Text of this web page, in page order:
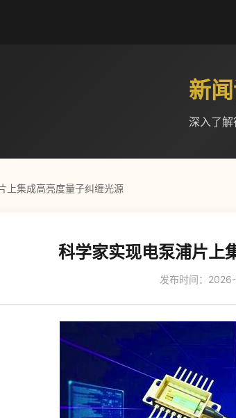
新
深入了
上集成高亮度量子纠缠光源
科学家实现电泵浦片上
发布时间：